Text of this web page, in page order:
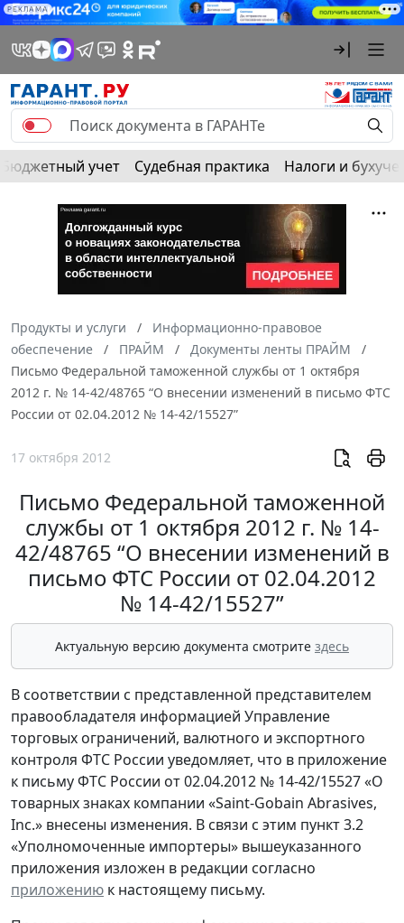
РЕКЛАМА
Бюджетный учет Судебная практика Налоги и
Продукты и услуги
Информационно-правовое
обеспечение
ПРАЙМ
Документы ленты ПРАЙМ
Письмо Федеральной таможенной службы от 1 октября
2012 г. № 14-42/48765 “О внесении изменений в письмо ФТС
России от 02.04.2012 № 14-42/15527”
17 октября 2012
Письмо Федеральной таможенной
службы от 1 октября 2012 г. № 14-
42/48765 “О внесении изменений в
письмо ФТС России от 02.04.2012
№ 14-42/15527”
Актуальную версию документа смотрите здесь
В соответствии с представленной представителем
правообладателя информацией Управление
торговых ограничений, валютного и экспортного
контроля ФТС России уведомляет, что в приложение
к письму ФТС России от 02.04.2012 № 14-42/15527 «О
товарных знаках компании «Saint-Gobain Abrasives,
Inc.» внесены изменения. В связи с этим пункт 3.2
«Уполномоченные импортеры» вышеуказанного
приложения изложен в редакции согласно
приложению к настоящему письму.